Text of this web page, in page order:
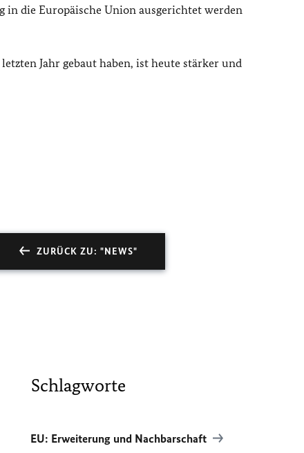
die Europäische Union ausgerichtet werden
Jahr gebaut haben, ist heute stärker und
ZURÜCK ZU: "NEWS"
Schlagworte
EU: Erweiterung und Nachbarschaft